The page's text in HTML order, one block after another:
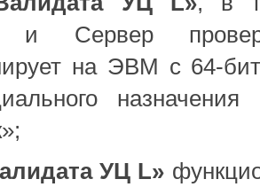
и Сервер
на ЭВМ с 64-
УЦ L»